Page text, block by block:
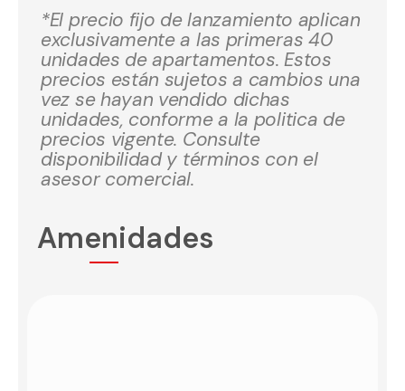
*El precio fijo de lanzamiento aplican
exclusivamente a las primeras 40
unidades de apartamentos. Estos
precios están sujetos a cambios una
vez se hayan vendido dichas
unidades, conforme a la politica de
precios vigente. Consulte
disponibilidad y términos con el
asesor comercial.
Amenidades